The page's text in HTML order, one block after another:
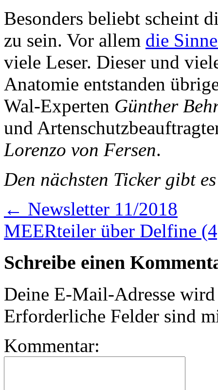
Besonders beliebt scheint
zu sein. Vor allem die
viele Leser. Dieser und
Anatomie entstanden
Wal-Experten Günther
und
Lorenzo von Fersen.
Den nächsten Ticker gibt
← Newsletter 11/2018
MEERteiler über Delfine
Schreibe einen
Deine E-Mail-Adresse
Erforderliche Felder sind
Kommentar: